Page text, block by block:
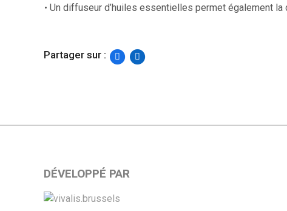
Un diffuseur d’huiles essentielles permet également la
Partager sur :
DÉVELOPPÉ PAR